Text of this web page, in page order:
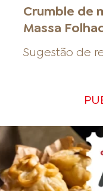
Crumble de
Massa
Sugestão de